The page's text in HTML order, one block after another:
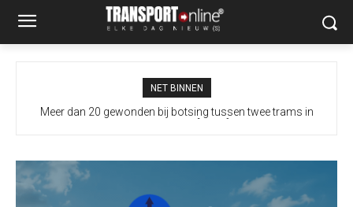
NET BINNEN
I&W overweegt meer borden langs snelwegen naar Duitse grens